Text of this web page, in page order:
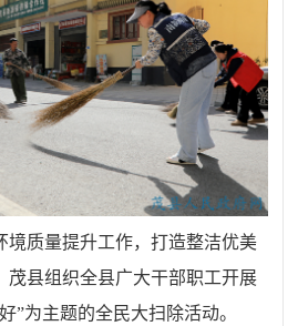
境质量提升工作，打造整洁优美
茂县组织全县广大干部职工开展
”为主题的全民大扫除活动。